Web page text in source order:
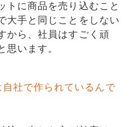
トに商品を売り込むこと
大手と同じことをしない
から、社員はすごく頑
思います。
社で作られているんで